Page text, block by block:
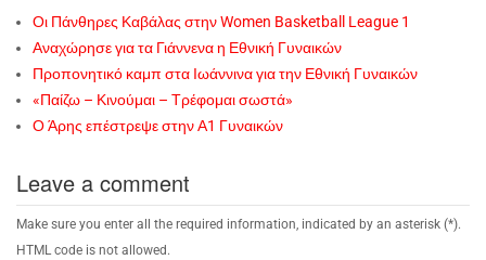
Οι Πάνθηρες Καβάλας στην Women Basketball League 1
Αναχώρησε για τα Γιάννενα η Εθνική Γυναικών
Προπονητικό καμπ στα Ιωάννινα για την Εθνική Γυναικών
«Παίζω – Κινούμαι – Τρέφομαι σωστά»
Ο Άρης επέστρεψε στην Α1 Γυναικών
Leave a comment
Make sure you enter all the required information, indicated by an asterisk (*).
HTML code is not allowed.